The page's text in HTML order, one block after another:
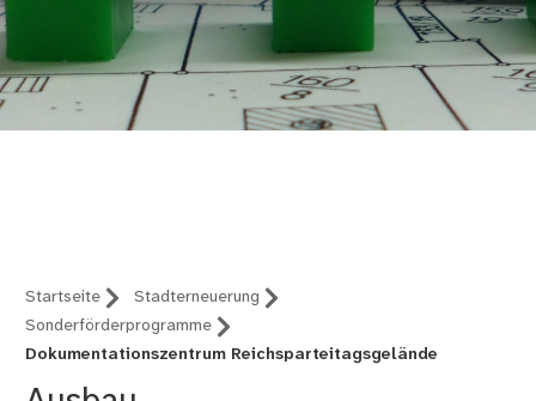
Startseite
Stadterneuerung
Sonderförderprogramme
Dokumentationszentrum Reichsparteitagsgelände